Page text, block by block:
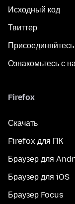
Исходный код
Твиттер
Ознакомьтесь с
Firefox
Скачать
Firefox для ПК
Браузер для
Браузер для iOS
Браузер Focus